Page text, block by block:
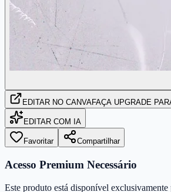
EDITAR NO CANVAFAÇA UPGRADE
EDITAR COM IA
Favoritar Compartilhar
Acesso Premium Necessário
Este produto está disponível exclusivamente